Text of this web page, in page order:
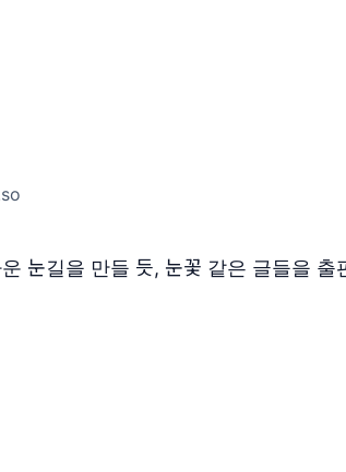
눈길을 만들 듯, 눈꽃 같은 글들을 출